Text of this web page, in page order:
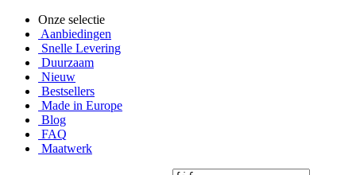
Onze selectie
Aanbiedingen
Snelle Levering
Duurzaam
Nieuw
Bestsellers
Made in Europe
Blog
FAQ
Maatwerk